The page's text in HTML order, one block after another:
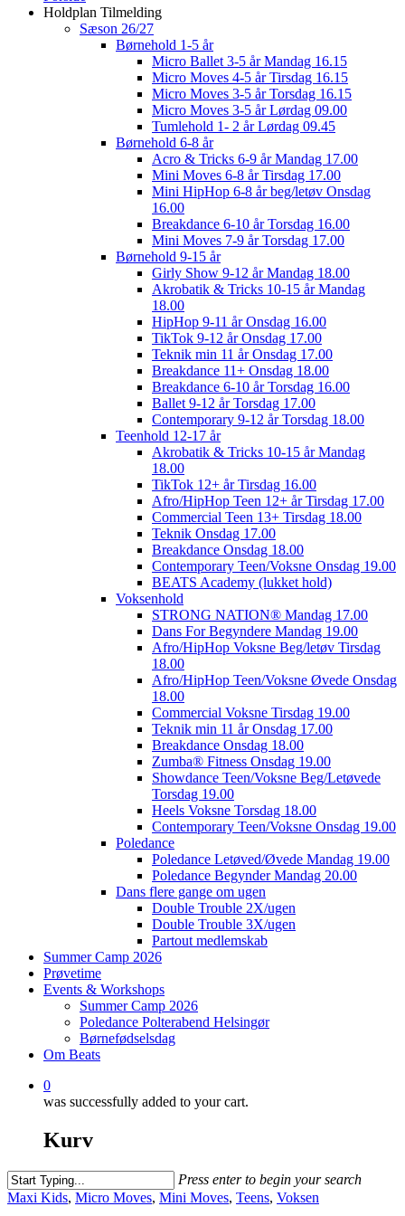
Holdplan Tilmelding
Sæson 26/27
Børnehold 1-5 år
Micro Ballet 3-5 år Mandag 16.15
Micro Moves 4-5 år Tirsdag 16.15
Micro Moves 3-5 år Torsdag 16.15
Micro Moves 3-5 år Lørdag 09.00
Tumlehold 1- 2 år Lørdag 09.45
Børnehold 6-8 år
Acro & Tricks 6-9 år Mandag 17.00
Mini Moves 6-8 år Tirsdag 17.00
Mini HipHop 6-8 år beg/letøv Onsdag
16.00
Breakdance 6-10 år Torsdag 16.00
Mini Moves 7-9 år Torsdag 17.00
Børnehold 9-15 år
Girly Show 9-12 år Mandag 18.00
Akrobatik & Tricks 10-15 år Mandag
18.00
HipHop 9-11 år Onsdag 16.00
TikTok 9-12 år Onsdag 17.00
Teknik min 11 år Onsdag 17.00
Breakdance 11+ Onsdag 18.00
Breakdance 6-10 år Torsdag 16.00
Ballet 9-12 år Torsdag 17.00
Contemporary 9-12 år Torsdag 18.00
Teenhold 12-17 år
Akrobatik & Tricks 10-15 år Mandag
18.00
TikTok 12+ år Tirsdag 16.00
Afro/HipHop Teen 12+ år Tirsdag 17.00
Commercial Teen 13+ Tirsdag 18.00
Teknik Onsdag 17.00
Breakdance Onsdag 18.00
Contemporary Teen/Voksne Onsdag 19.00
BEATS Academy (lukket hold)
Voksenhold
STRONG NATION® Mandag 17.00
Dans For Begyndere Mandag 19.00
Afro/HipHop Voksne Beg/letøv Tirsdag
18.00
Afro/HipHop Teen/Voksne Øvede Onsdag
18.00
Commercial Voksne Tirsdag 19.00
Teknik min 11 år Onsdag 17.00
Breakdance Onsdag 18.00
Zumba® Fitness Onsdag 19.00
Showdance Teen/Voksne Beg/Letøvede
Torsdag 19.00
Heels Voksne Torsdag 18.00
Contemporary Teen/Voksne Onsdag 19.00
Poledance
Poledance Letøved/Øvede Mandag 19.00
Poledance Begynder Mandag 20.00
Dans flere gange om ugen
Double Trouble 2X/ugen
Double Trouble 3X/ugen
Partout medlemskab
Summer Camp 2026
Prøvetime
Events & Workshops
Summer Camp 2026
Poledance Polterabend Helsingør
Børnefødselsdag
Om Beats
0
was successfully added to your cart.
Kurv
Press enter to begin your search
Close
Maxi Kids, Micro Moves, Mini Moves, Teens, Voksen